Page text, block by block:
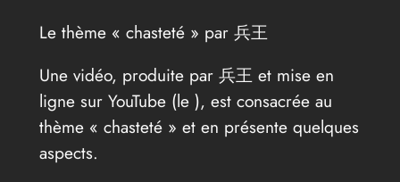
Le thème « chasteté » par 兵王
Une vidéo, produite par 兵王 et mise en
ligne sur YouTube (le ), est consacrée au
thème « chasteté » et en présente quelques
aspects.